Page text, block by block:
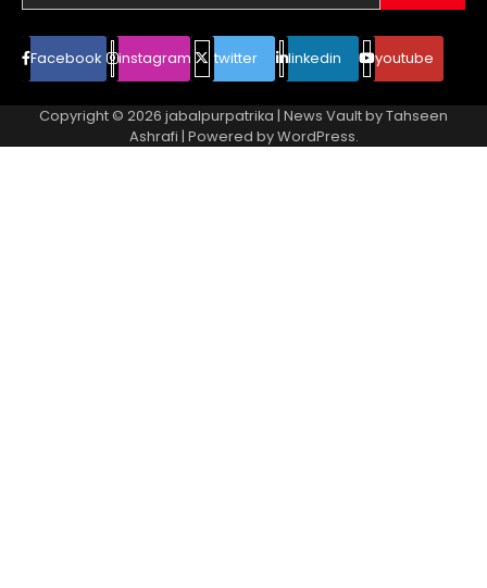
Facebook instagram twitter linkedin youtube
Copyright © 2026 jabalpurpatrika | News Vault byTahseen
Ashrafi | Powered byWordPress.